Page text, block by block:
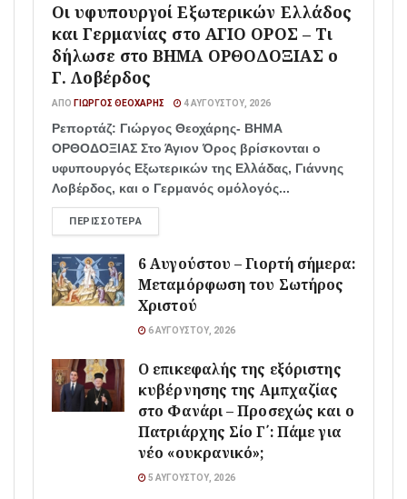
Οι υφυπουργοί Εξωτερικών Ελλάδος
και Γερμανίας στο ΑΓΙΟ ΟΡΟΣ – Τι
δήλωσε στο ΒΗΜΑ ΟΡΘΟΔΟΞΙΑΣ ο
Γ. Λοβέρδος
ΑΠΌ ΓΙΏΡΓΟΣ ΘΕΟΧΆΡΗΣ 4 ΑΥΓΟΎΣΤΟΥ, 2026
Ρεπορτάζ: Γιώργος Θεοχάρης- ΒΗΜΑ
ΟΡΘΟΔΟΞΙΑΣ Στο Άγιον Όρος βρίσκονται ο
υφυπουργός Εξωτερικών της Ελλάδας, Γιάννης
Λοβέρδος, και ο Γερμανός ομόλογός...
ΠΕΡΙΣΣΌΤΕΡΑ
6 Αυγούστου – Γιορτή σήμερα:
Μεταμόρφωση του Σωτήρος
Χριστού
6 ΑΥΓΟΎΣΤΟΥ, 2026
Ο επικεφαλής της εξόριστης
κυβέρνησης της Αμπχαζίας
στο Φανάρι – Προσεχώς και ο
Πατριάρχης Σίο Γ΄: Πάμε για
νέο «ουκρανικό»;
5 ΑΥΓΟΎΣΤΟΥ, 2026